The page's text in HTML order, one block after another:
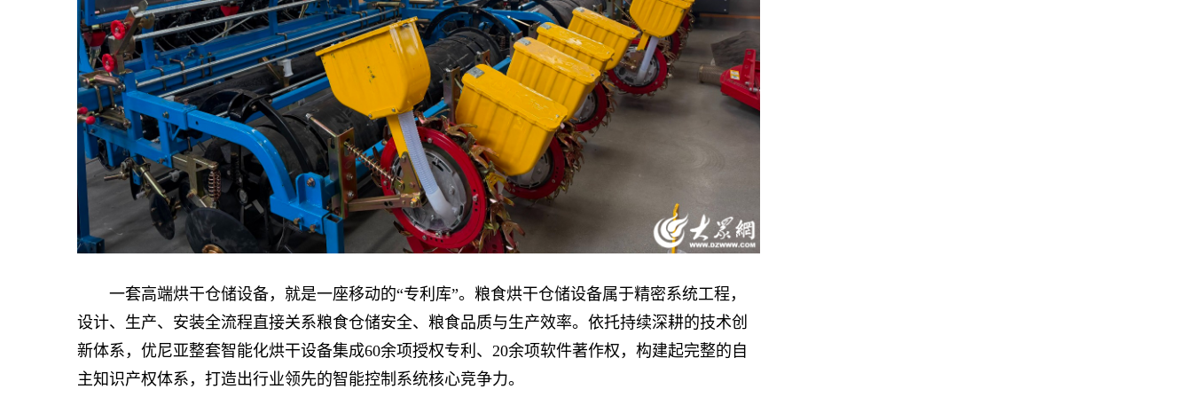
一套高端烘干仓储设备，就是一座移动的“专利库”。粮食烘干仓储设备属于精密系统工程，
设计、生产、安装全流程直接关系粮食仓储安全、粮食品质与生产效率。依托持续深耕的技术创
新体系，优尼亚整套智能化烘干设备集成60余项授权专利、20余项软件著作权，构建起完整的自
主知识产权体系，打造出行业领先的智能控制系统核心竞争力。